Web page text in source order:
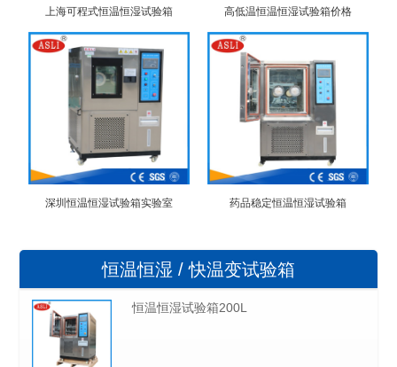
上海可程式恒温恒湿试验箱 高低温恒温恒湿试验箱价格
深圳恒温恒湿试验箱实验室 药品稳定恒温恒湿试验箱
恒温恒湿 / 快温变试验箱
恒温恒湿试验箱200L